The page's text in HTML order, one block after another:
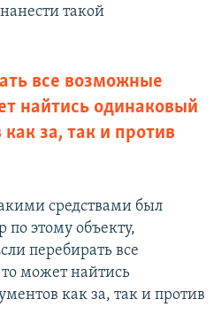
такой
все возможные
найтись одинаковый
за, так и против
средствами был
по этому объекту,
перебирать все
может найтись
как за, так и против